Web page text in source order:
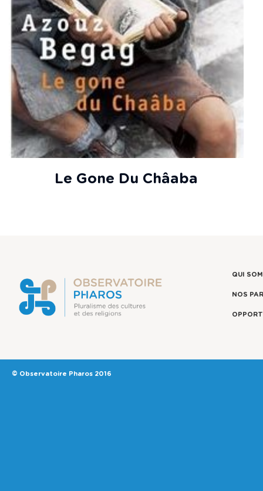
Le Gone Du Châaba
QUI
NOS
© Observatoire Pharos 2016